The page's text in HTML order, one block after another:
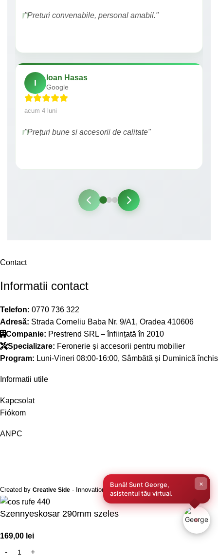
"Preturi convenabile, personal amabil."
I
Ioan Hasas
Google
acum 4 luni
"Prețuri bune si accesorii de calitate"
Contact
Informatii contact
Telefon: 0770 736 322
Adresă: Strada Corneliu Baba Nr. 9/A1, Oradea 410606
Companie: Prestrend SRL – înființată în 2010
Specializare: Feronerie și accesorii pentru mobilier
Program: Luni-Vineri 08:00-16:00, Sâmbătă și Duminică închis
Informatii utile
Kapcsolat
Fiókom
ANPC
Created by Creative Side - Innovation Performance
Szennyeskosar 290mm szeles
169,00 lei
Bună! Sunt George,
asistentul tău virtual.
×